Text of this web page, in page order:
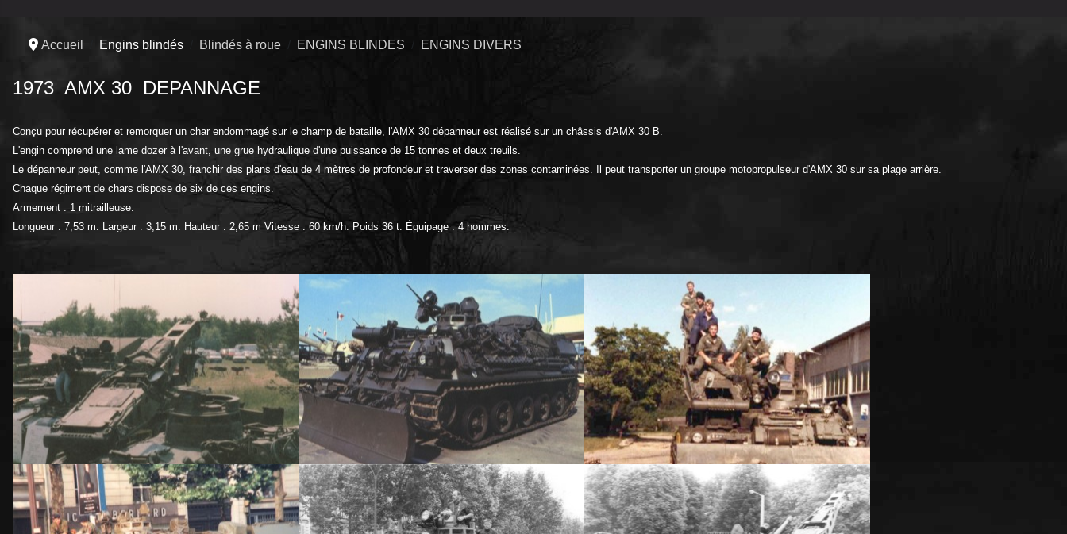
Accueil Engins blindés Blindés à roue ENGINS BLINDES ENGINS DIVERS
1973 AMX 30 DEPANNAGE
Conçu pour récupérer et remorquer un char endommagé sur le champ de bataille, l'AMX 30 dépanneur est réalisé sur un châssis d'AMX 30 B.
L'engin comprend une lame dozer à l'avant, une grue hydraulique d'une puissance de 15 tonnes et deux treuils.
Le dépanneur peut, comme l'AMX 30, franchir des plans d'eau de 4 mètres de profondeur et traverser des zones contaminées. Il peut transporter un groupe motopropulseur d'AMX 30 sur sa plage arrière.
Chaque régiment de chars dispose de six de ces engins.
Armement : 1 mitrailleuse.
Longueur : 7,53 m. Largeur : 3,15 m. Hauteur : 2,65 m Vitesse : 60 km/h. Poids 36 t. Équipage : 4 hommes.